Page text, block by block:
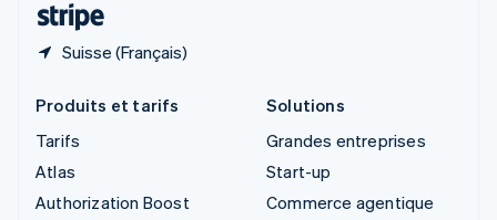
Suisse (Français)
Produits et tarifs
Tarifs
Atlas
Authorization Boost
Solutions
Grandes entreprises
Start-up
Commerce agentique